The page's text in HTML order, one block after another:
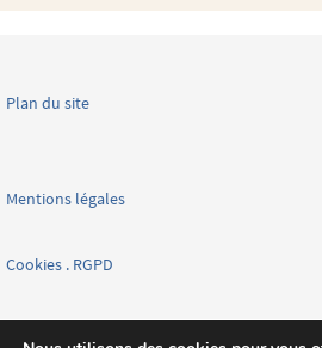
Plan du site
Mentions légales
Cookies . RGPD